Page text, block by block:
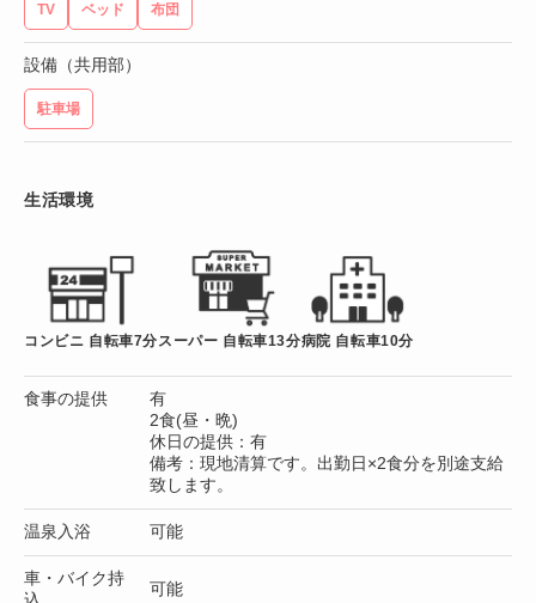
TV ベッド 布団
設備（共用部）
駐車場
生活環境
コンビニ 自転車7分スーパー 自転車13分病院 自転車10分
食事の提供
有
2食(昼・晩)
休日の提供：有
備考：現地清算です。出勤日×2食分を別途支給
致します。
温泉入浴 可能
車・バイク持
可能